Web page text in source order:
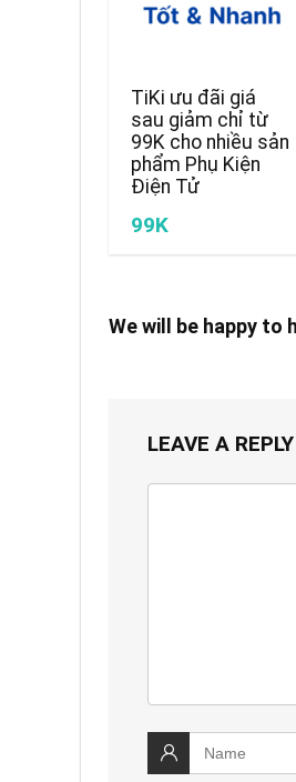
TiKi ưu đãi giá
sau giảm chỉ từ
99K cho nhiều sản
phẩm Phụ Kiện
Điện Tử
99K
We will be happy to
LEAVE A REPLY